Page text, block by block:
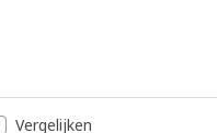
Vergelijken